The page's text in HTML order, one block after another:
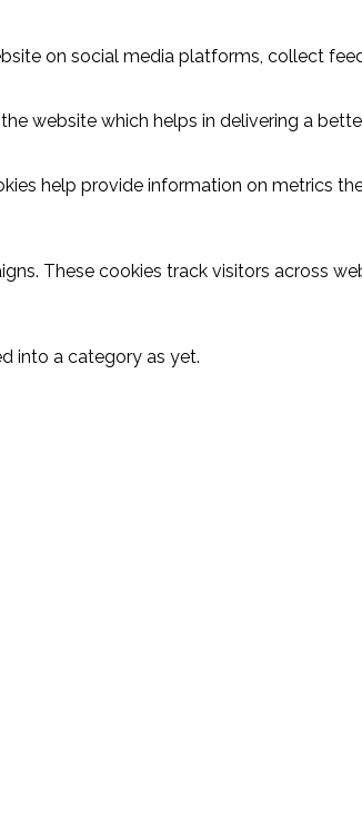
on social media platforms, collect
website which helps in delivering a
help provide information on metrics
These cookies track visitors across
into a category as yet.